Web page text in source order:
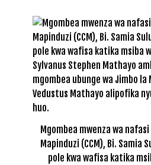
Mgombea mwenza wa
Mapinduzi (CCM), Bi. Samia
pole kwa wafisa katika